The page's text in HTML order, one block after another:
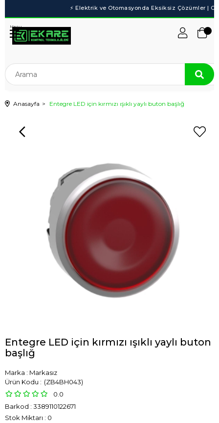
Menu
Anasayfa Entegre LED için kırmızı ışıklı yaylı buton başlığ
Entegre LED için kırmızı ışıklı yaylı buton
başlığ
Marka : Markasız
(ZB4BH043)
0.0
Barkod : 3389110122671
Stok Miktarı : 0